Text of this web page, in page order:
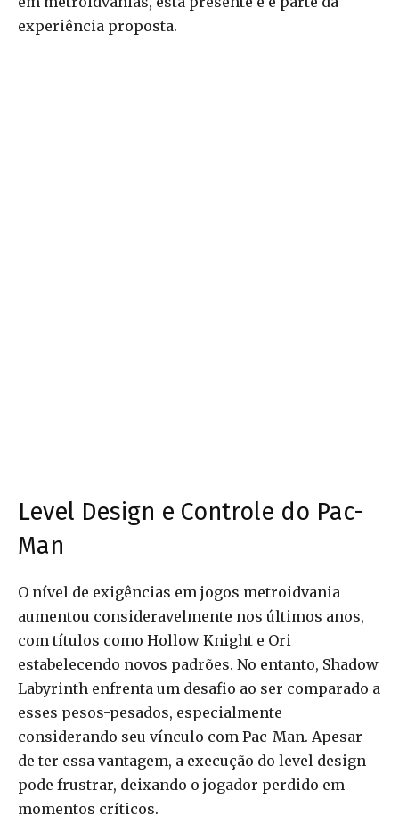
experiência proposta.
Level Design e Controle do Pac-
Man
O nível de exigências em jogos metroidvania
aumentou consideravelmente nos últimos anos,
com títulos como Hollow Knight e Ori
estabelecendo novos padrões. No entanto, Shadow
Labyrinth enfrenta um desafio ao ser comparado a
esses pesos-pesados, especialmente
considerando seu vínculo com Pac-Man. Apesar
de ter essa vantagem, a execução do level design
pode frustrar, deixando o jogador perdido em
momentos críticos.